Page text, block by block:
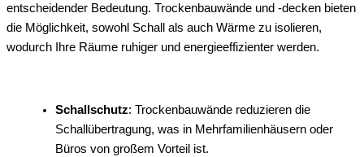
entscheidender Bedeutung. Trockenbauwände und -decken bieten
die Möglichkeit, sowohl Schall als auch Wärme zu isolieren,
wodurch Ihre Räume ruhiger und energieeffizienter werden.
Schallschutz: Trockenbauwände reduzieren die
Schallübertragung, was in Mehrfamilienhäusern oder
Büros von großem Vorteil ist.